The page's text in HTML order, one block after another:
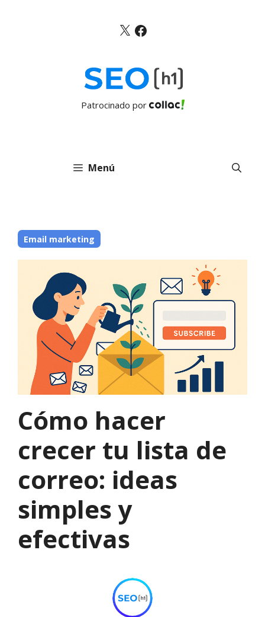
X Facebook
Patrocinado por
Menú
Email marketing
Cómo hacer
crecer tu lista de
correo: ideas
simples y
efectivas